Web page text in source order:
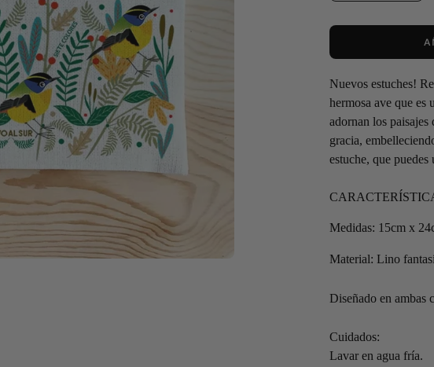
Nuevos estuches!
hermosa ave que es
adornan los paisajes
gracia,
estuche, que
Medidas: 15cm x
Material: Lino
Diseñado en ambas
Cuidados:
Lavar en agua fría.